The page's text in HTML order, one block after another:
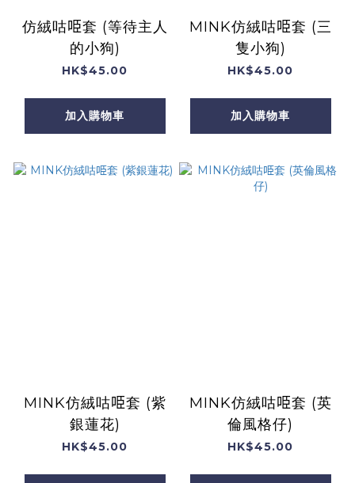
仿絨咕𠱸套 (等待主人
的小狗)
HK$45.00
加入購物車
MINK仿絨咕𠱸套 (三
隻小狗)
HK$45.00
加入購物車
MINK仿絨咕𠱸套 (紫
銀蓮花)
HK$45.00
MINK仿絨咕𠱸套 (英
倫風格仔)
HK$45.00